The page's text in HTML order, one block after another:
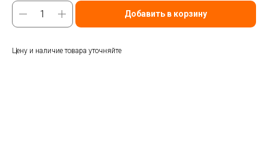
Добавить в корзину
Цену и наличие товара уточняйте